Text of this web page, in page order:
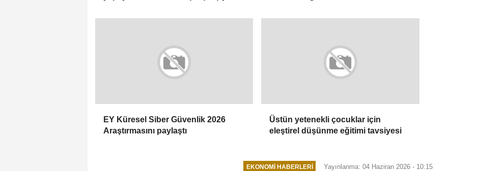
EY Küresel Siber Güvenlik 2026
Araştırmasını paylaştı
Üstün yetenekli çocuklar için
eleştirel düşünme eğitimi tavsiyesi
EKONOMI HABERLERI Yayınlanma: 04 Haziran 2026 - 10:15